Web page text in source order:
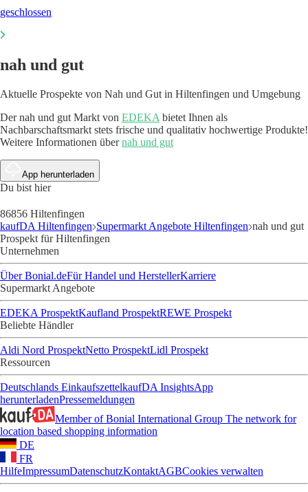
geschlossen
nah und gut
Aktuelle Prospekte von Nah und Gut in Hiltenfingen und Umgebung
Der nah und gut Markt von EDEKA bietet Ihnen als
Nachbarschaftsmarkt stets frische und qualitativ hochwertige Produkte!
Weitere Informationen übernah und gut
App herunterladen
Du bist hier
86856 Hiltenfingen
kaufDA Hiltenfingen Supermarkt Angebote Hiltenfingen nah und gut
Prospekt für Hiltenfingen
Unternehmen
Über Bonial.deFür Handel und HerstellerKarriere
Supermarkt Angebote
EDEKA ProspektKaufland ProspektREWE Prospekt
Beliebte Händler
Aldi Nord ProspektNetto ProspektLidl Prospekt
Ressourcen
Deutschlands EinkaufszettelkaufDA InsightsApp
herunterladenPressemeldungen
Member of Bonial International Group The network for
location based shopping information
DE
FR
HilfeImpressumDatenschutzKontaktAGBCookies verwalten